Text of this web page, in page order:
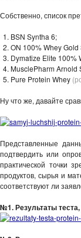
Собственно, список
BSN Syntha 6;
ON 100% Whey Gold
Dymatize Elite 100%
MusclePharm Arnold
Pure Protein Whey
Ну что же, давайте
Представленные
подтвердить или
практической точки
продуктов, сырья и
соответствуют ли
№1. Результаты